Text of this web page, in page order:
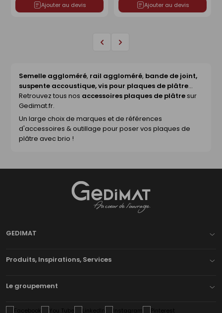
Ajouter au devis Ajouter au devis
Page
Page
Semelle aggloméré, rail aggloméré, bande de joint,
suspente accoustique, vis pour plaques de plâtre...
Retrouvez tous nos accessoires plaques de plâtresur
Gedimat.fr.
Un large choix de marques et de références
d'accessoires & outillage pour poser vos plaques de
plâtre avec brio !
GEDIMAT
Produits, Inspirations, Services
Le groupement